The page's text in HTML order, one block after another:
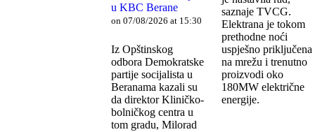
u KBC Berane
on 07/08/2026 at 15:30
Iz Opštinskog
odbora Demokratske
partije socijalista u
Beranama kazali su
da direktor Kliničko-
bolničkog centra u
tom gradu, Milorad
saznaje TVCG.
Elektrana je tokom
prethodne noći
uspješno priključena
na mrežu i trenutno
proizvodi oko
180MW električne
energije.